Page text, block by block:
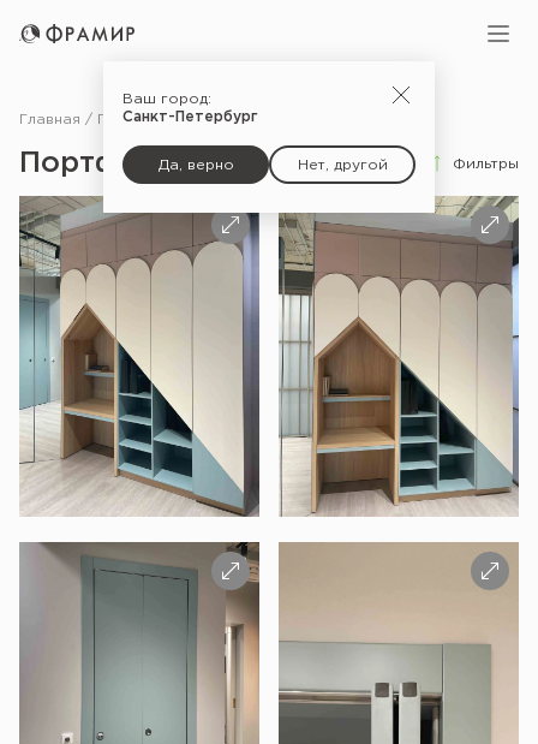
Ваш город:
Санкт-Петербург
Да, верно Нет, другой
Главная Портфолио
Портфолио Фильтры